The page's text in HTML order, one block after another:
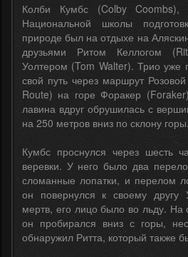
Колби Кумбс (Colby Coombs),
Национальной школы
природе был на отдыхе на
друзьями Ритом Келлогом
Уолтером (Tom Walter). Трио уже
свой путь через маршрут
Route) на горе Форакер
лавина вдруг обрушилась с
на 250 метров вниз по склону горы.
Кумбс проснулся через шесть
веревки. У него было два
сломанные лопатки, и перелом
он повернулся к своему другу
мертв, его лицо было во льду. На
он пробирался вниз с горы,
обнаружил Ритта, который также